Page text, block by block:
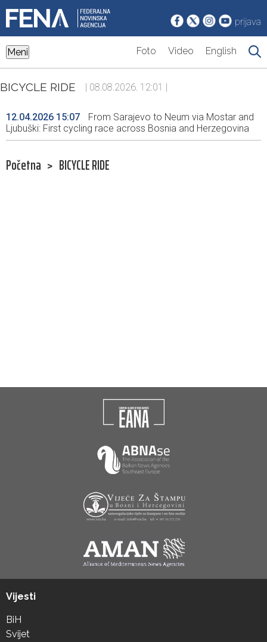
prijava
Meni Foto Video English
BICYCLE RIDE | 08.08.2026. 12:01 |
12.04.2026 15:07
From Sarajevo to Neum via Mostar and
Ljubuški: First cycling race across Bosnia and Herzegovina
Početna > BICYCLE RIDE
Vijesti
BiH
Svijet